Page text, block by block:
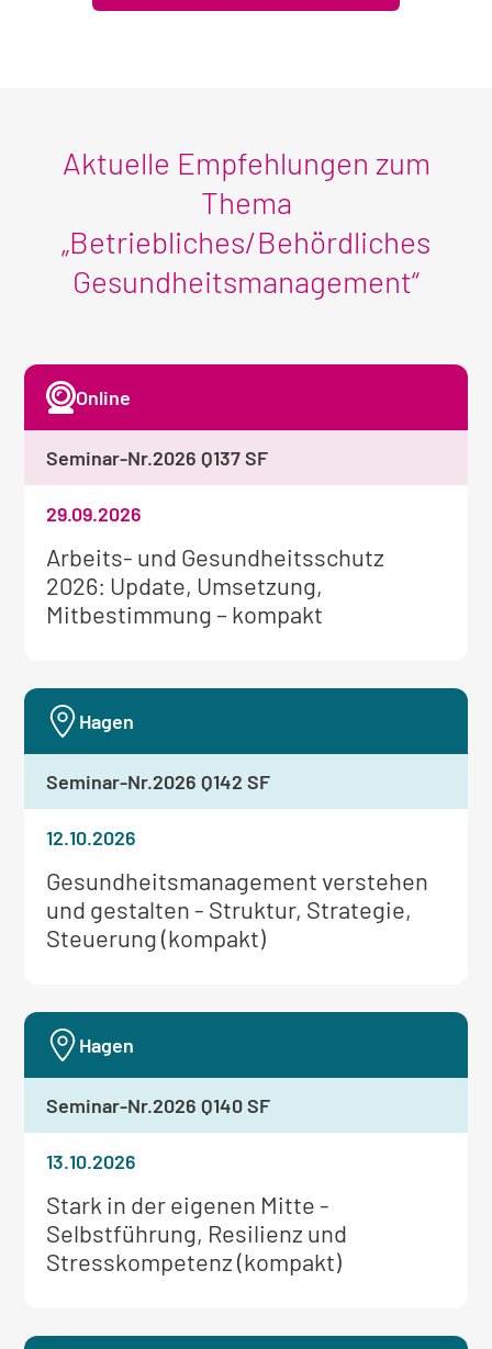
Aktuelle Empfehlungen zum
Thema
„Betriebliches/Behördliches
Gesundheitsmanagement“
Weitere
Informationen
zum
Arbeits- und Gesundheitsschutz
2026: Update, Umsetzung,
Mitbestimmung – kompakt
29.09.2026
Online
Seminar-Nr.2026 Q137 SF
Weitere
Informationen
zum
Gesundheitsmanagement verstehen
und gestalten - Struktur, Strategie,
Steuerung (kompakt)
12.10.2026
Hagen
Seminar-Nr.2026 Q142 SF
Weitere
Informationen
zum
Stark in der eigenen Mitte -
Selbstführung, Resilienz und
Stresskompetenz (kompakt)
13.10.2026
Hagen
Seminar-Nr.2026 Q140 SF